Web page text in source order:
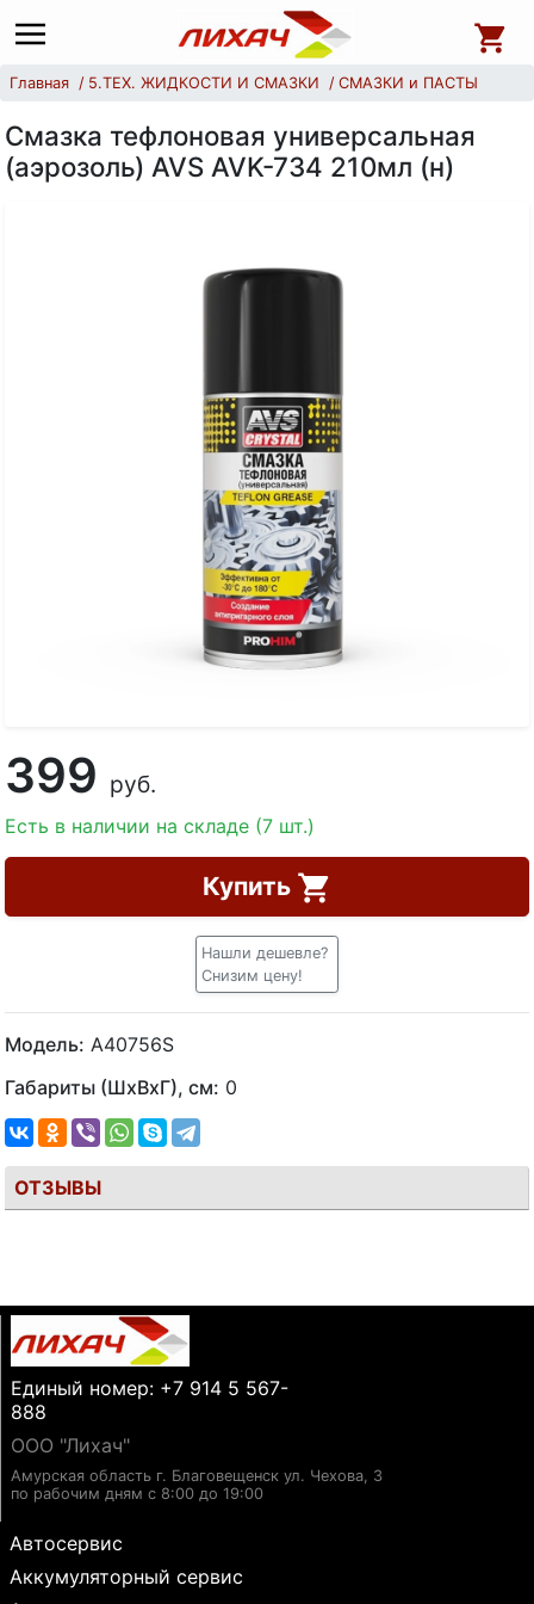
Главная 5.ТЕХ. ЖИДКОСТИ И СМАЗКИ СМАЗКИ и ПАСТЫ
Смазка тефлоновая универсальная
(аэрозоль) AVS AVK-734 210мл (н)
399 руб.
Есть в наличии на складе (7 шт.)
Купить
Нашли дешевле?
Снизим цену!
Модель: A40756S
Габариты (ШхВхГ), см: 0
ОТЗЫВЫ
Единый номер: +7 914 5 567-
888
ООО "Лихач"
Амурская область г. Благовещенск ул. Чехова, 3
по рабочим дням с 8:00 до 19:00
Автосервис
Аккумуляторный сервис